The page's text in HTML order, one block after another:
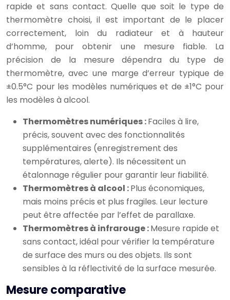
rapide et sans contact. Quelle que soit le type de
thermomètre choisi, il est important de le placer
correctement, loin du radiateur et à hauteur
d’homme, pour obtenir une mesure fiable. La
précision de la mesure dépendra du type de
thermomètre, avec une marge d’erreur typique de
±0.5°C pour les modèles numériques et de ±1°C pour
les modèles à alcool.
Thermomètres numériques :Faciles à lire,
précis, souvent avec des fonctionnalités
supplémentaires (enregistrement des
températures, alerte). Ils nécessitent un
étalonnage régulier pour garantir leur fiabilité.
Thermomètres à alcool :Plus économiques,
mais moins précis et plus fragiles. Leur lecture
peut être affectée par l’effet de parallaxe.
Thermomètres à infrarouge :Mesure rapide et
sans contact, idéal pour vérifier la température
de surface des murs ou des objets. Ils sont
sensibles à la réflectivité de la surface mesurée.
Mesure comparative